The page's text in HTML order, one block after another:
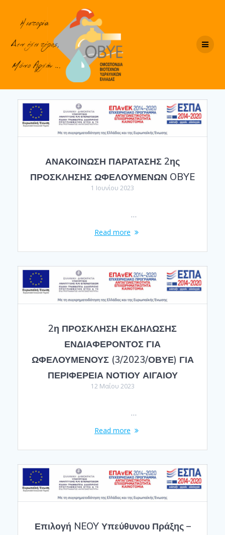
ΑΝΑΚΟΙΝΩΣΗ ΠΑΡΑΤΑΣΗΣ 2ης
ΠΡΟΣΚΛΗΣΗΣ ΩΦΕΛΟΥΜΕΝΩΝ OBYE
1 Ιουνίου 2023
…
Read more
2η ΠΡΟΣΚΛΗΣΗ ΕΚΔΗΛΩΣΗΣ
ΕΝΔΙΑΦΕΡΟΝΤΟΣ ΓΙΑ
ΩΦΕΛΟΥΜΕΝΟΥΣ (3/2023/ΟΒΥΕ) ΓΙΑ
ΠΕΡΙΦΕΡΕΙΑ ΝΟΤΙΟΥ ΑΙΓΑΙΟΥ
12 Μαΐου 2023
…
Read more
Επιλογή NEOY Υπεύθυνου Πράξης –